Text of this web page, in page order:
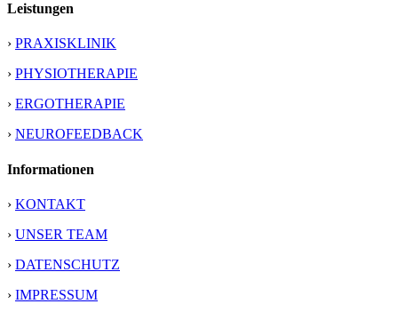
Leistungen
› PRAXISKLINIK
› PHYSIOTHERAPIE
› ERGOTHERAPIE
› NEUROFEEDBACK
Informationen
› KONTAKT
› UNSER TEAM
› DATENSCHUTZ
› IMPRESSUM